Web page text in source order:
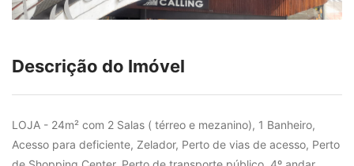
Descrição do Imóvel
LOJA - 24m² com 2 Salas ( térreo e mezanino), 1 Banheiro,
Acesso para deficiente, Zelador, Perto de vias de acesso, Perto